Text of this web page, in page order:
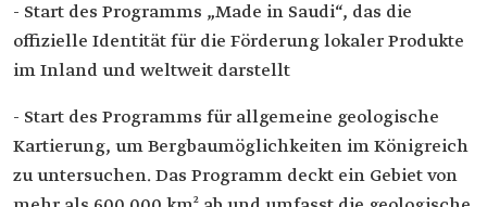
- Start des Programms „Made in Saudi“, das die
offizielle Identität für die Förderung lokaler Produkte
im Inland und weltweit darstellt
- Start des Programms für allgemeine geologische
Kartierung, um Bergbaumöglichkeiten im Königreich
zu untersuchen. Das Programm deckt ein Gebiet von